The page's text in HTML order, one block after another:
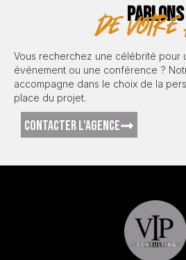
PARLONS
de
Vous recherchez une célébrité pour
événement ou une conférence ?
accompagne dans le choix de la
place du projet.
CONTACTER L'AGENCE